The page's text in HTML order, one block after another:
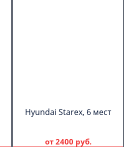
Hyundai Starex, 6 мест
от 2400 руб.